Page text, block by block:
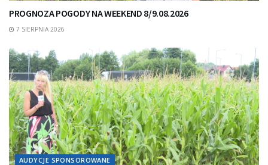
PROGNOZA POGODY NA WEEKEND 8/9.08.2026
7 SIERPNIA 2026
AUDYCJE SPONSOROWANE